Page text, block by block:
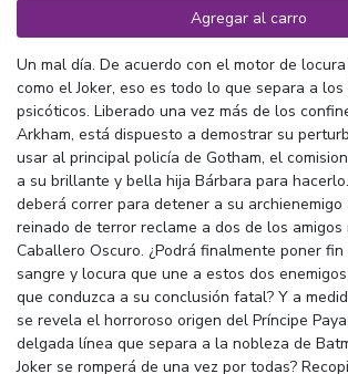
Agregar al carro
Un mal día. De acuerdo con el motor de
como el Joker, eso es todo lo que separa a
psicóticos. Liberado una vez más de los
Arkham, está dispuesto a demostrar su
usar al principal policía de Gotham, el
a su brillante y bella hija Bárbara para
deberá correr para detener a su
reinado de terror reclame a dos de los
Caballero Oscuro. ¿Podrá finalmente poner
sangre y locura que une a estos dos
que conduzca a su conclusión fatal? Y a
se revela el horroroso origen del Príncipe
delgada línea que separa a la nobleza de
Joker se romperá de una vez por todas?